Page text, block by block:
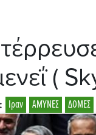
(
ΔΟΜΕΣ
ΑΜΥΝΕΣ
Ιραν